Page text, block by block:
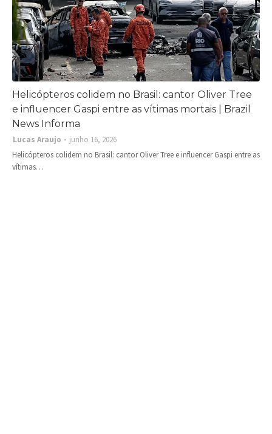
Helicópteros colidem no Brasil: cantor Oliver Tree
e influencer Gaspi entre as vítimas mortais | Brazil
News Informa
Lucas Araujo
junho 16, 2026
Helicópteros colidem no Brasil: cantor Oliver Tree e influencer Gaspi entre as
vítimas…